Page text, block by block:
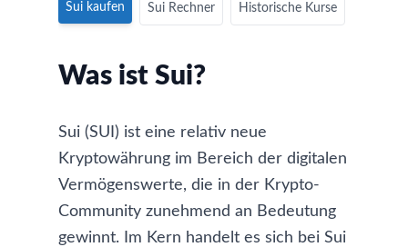
Sui kaufen Sui Rechner Historische Kurse
Was ist Sui?
Sui (SUI) ist eine relativ neue
Kryptowährung im Bereich der digitalen
Vermögenswerte, die in der Krypto-
Community zunehmend an Bedeutung
gewinnt. Im Kern handelt es sich bei Sui